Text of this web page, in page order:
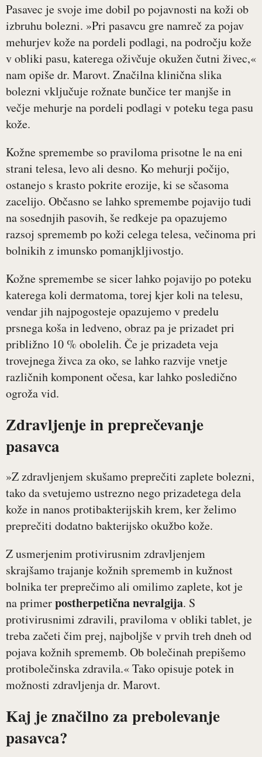
Pasavec je svoje ime dobil po pojavnosti na koži ob
izbruhu bolezni. »Pri pasavcu gre namreč za pojav
mehurjev kože na pordeli podlagi, na področju kože
v obliki pasu, katerega oživčuje okužen čutni živec,«
nam opiše dr. Marovt. Značilna klinična slika
bolezni vključuje rožnate bunčice ter manjše in
večje mehurje na pordeli podlagi v poteku tega pasu
kože.
Kožne spremembe so praviloma prisotne le na eni
strani telesa, levo ali desno. Ko mehurji počijo,
ostanejo s krasto pokrite erozije, ki se sčasoma
zacelijo. Občasno se lahko spremembe pojavijo tudi
na sosednjih pasovih, še redkeje pa opazujemo
razsoj sprememb po koži celega telesa, večinoma pri
bolnikih z imunsko pomanjkljivostjo.
Kožne spremembe se sicer lahko pojavijo po poteku
katerega koli dermatoma, torej kjer koli na telesu,
vendar jih najpogosteje opazujemo v predelu
prsnega koša in ledveno, obraz pa je prizadet pri
približno 10 % obolelih. Če je prizadeta veja
trovejnega živca za oko, se lahko razvije vnetje
različnih komponent očesa, kar lahko posledično
ogroža vid.
Zdravljenje in preprečevanje
pasavca
»Z zdravljenjem skušamo preprečiti zaplete bolezni,
tako da svetujemo ustrezno nego prizadetega dela
kože in nanos protibakterijskih krem, ker želimo
preprečiti dodatno bakterijsko okužbo kože.
Z usmerjenim protivirusnim zdravljenjem
skrajšamo trajanje kožnih sprememb in kužnost
bolnika ter preprečimo ali omilimo zaplete, kot je
na primerpostherpetična nevralgija. S
protivirusnimi zdravili, praviloma v obliki tablet, je
treba začeti čim prej, najboljše v prvih treh dneh od
pojava kožnih sprememb. Ob bolečinah prepišemo
protibolečinska zdravila.« Tako opisuje potek in
možnosti zdravljenja dr. Marovt.
Kaj je značilno za prebolevanje
pasavca?